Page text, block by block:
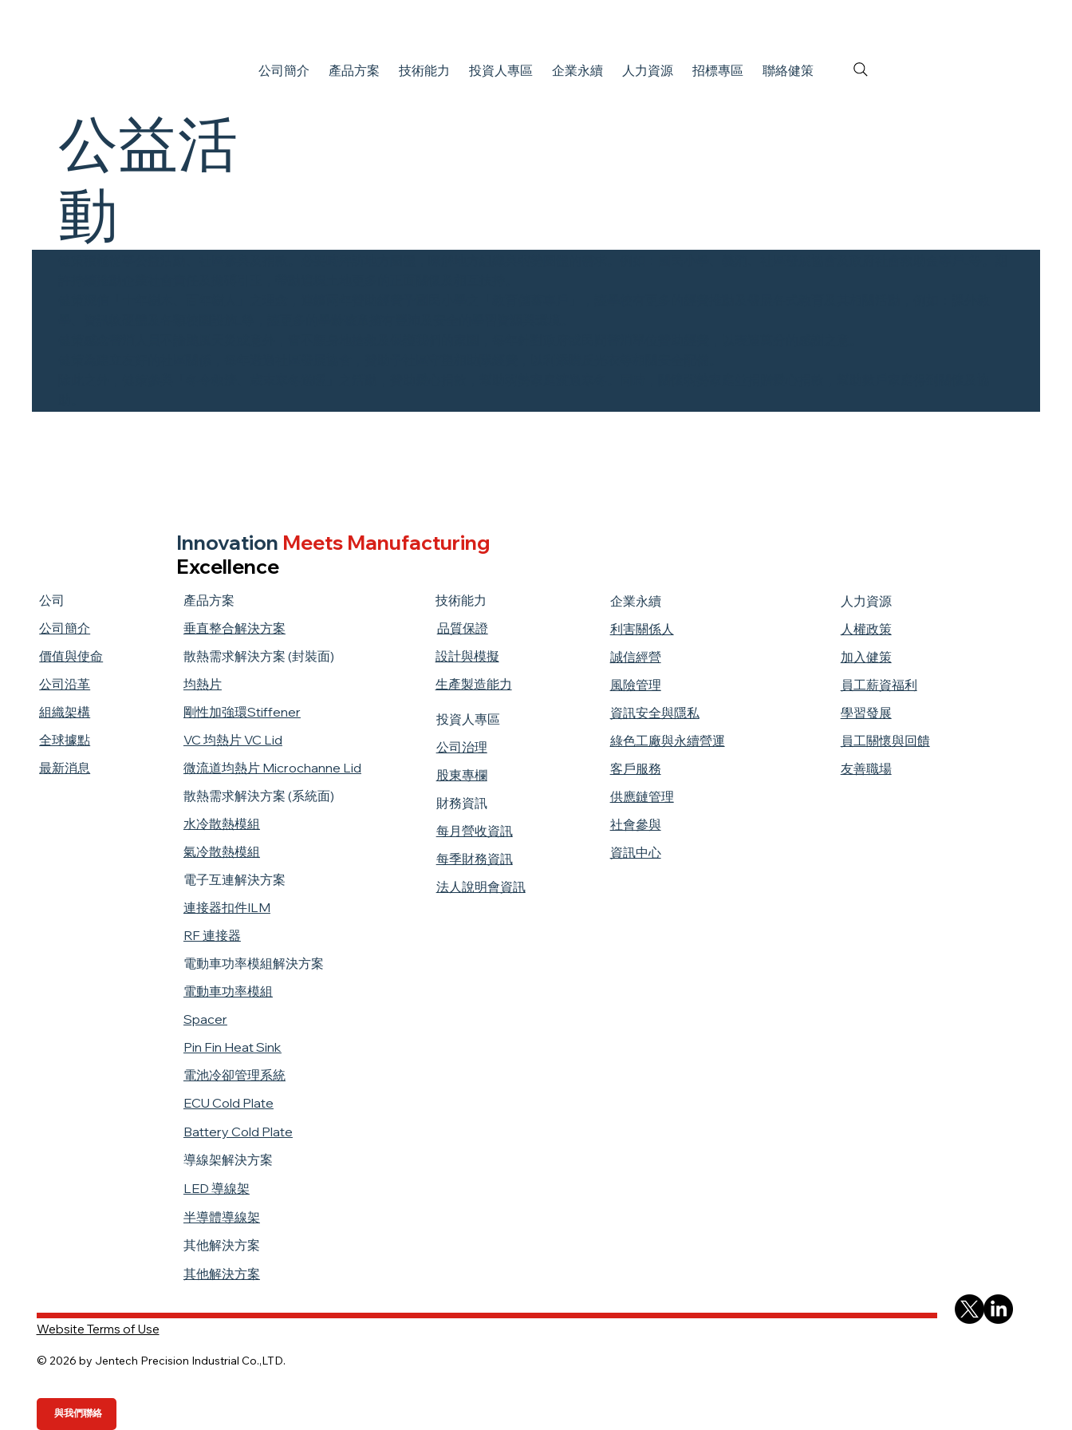
公司簡介 產品方案 技術能力 投資人專區 企業永續 人力資源 招標專區 聯絡健策
公益活
動
Innovation Meets Manufacturing
Excellence
公司
公司簡介
價值與使命
公司沿革
組織架構
​全球據點
最新消息
產品方案
垂直整合解決方案
散熱需求解決方案 (封裝面)
均熱片
剛性加強環Stiffener
VC 均熱片 VC Lid
微流道均熱片 Microchanne Lid
散熱需求解決方案 (系統面)
水冷散熱模組
氣冷散熱模組
電子互連解決方案
連接器扣件ILM
RF 連接器
電動車功率模組解決方案
電動車功率模組
Spacer
Pin Fin Heat Sink
電池冷卻管理系統
ECU Cold Plate
Battery Cold Plate
導線架解決方案
LED 導線架
半導體導線架
​其他解決方案
其他解決方案
技術能力
​品質保證
設計與模擬
生產製造能力
投資人專區
公司治理
股東專欄
財務資訊
每月營收資訊
每季財務資訊
法人說明會資訊
企業永續
利害關係人
誠信經營
風險管理
資訊安全與隱私
​綠色工廠與永續營運
客戶服務
供應鏈管理
社會參與
資訊中心
人力資源
人權政策
加入健策
員工薪資福利
學習發展
員工關懷與回饋
友善職場
Website Terms of Use
© 2026 by Jentech Precision Industrial Co.,LTD.
與我們聯絡